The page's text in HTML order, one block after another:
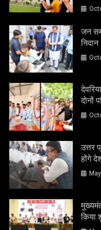
जन
दोनों
उत्तर
होंगे
किया